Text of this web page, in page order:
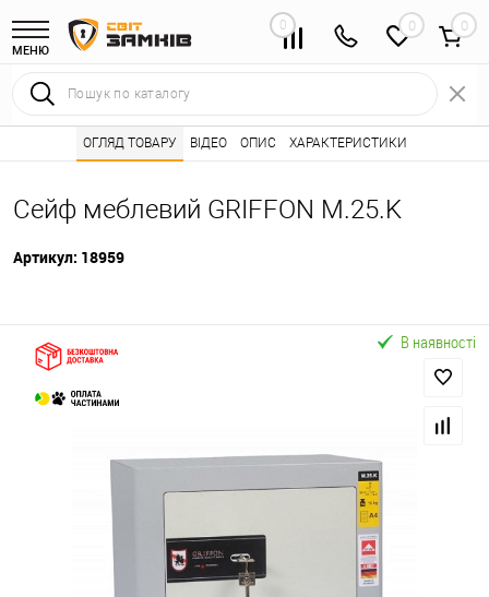
МЕНЮ
0 0
Інтернет магазин замків • Каталог товарів ⭐ • Сейфи 🌟
Сейф меблевий GRIFFON M.25.K
Артикул: 18959
ОГЛЯД ТОВАРУ ВІДЕО ОПИС ХАРАКТЕРИСТИКИ
В наявності